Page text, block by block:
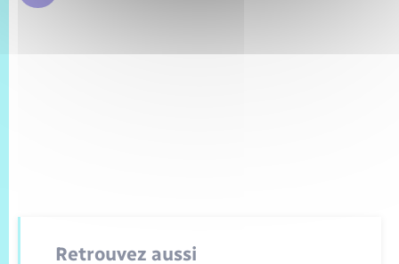
Retrouvez aussi